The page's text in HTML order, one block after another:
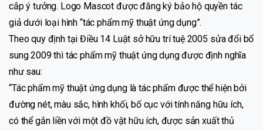
cắp ý tưởng. Logo Mascot được đăng ký bảo hộ quyền tác
giả dưới loại hình “tác phẩm mỹ thuật ứng dụng”.
Theo quy định tại Điều 14 Luật sở hữu trí tuệ 2005 sửa đổi bổ
sung 2009 thì tác phẩm mỹ thuật ứng dụng được định nghĩa
như sau:
“Tác phẩm mỹ thuật ứng dụng là tác phẩm được thể hiện bởi
đường nét, màu sắc, hình khối, bố cục với tính năng hữu ích,
có thể gắn liền với một đồ vật hữu ích, được sản xuất thủ